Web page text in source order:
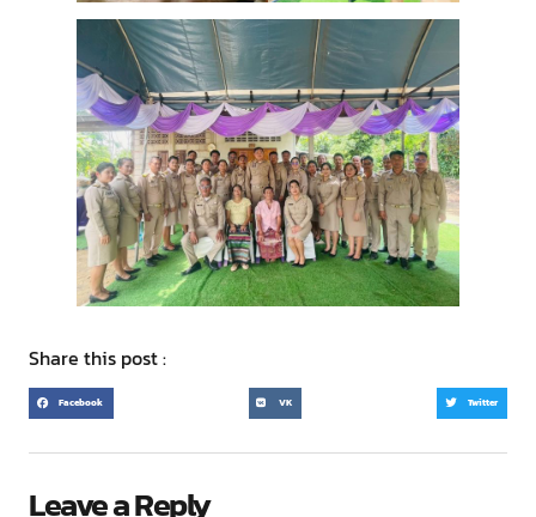
Share this post :
Facebook VK Twitter
Leave a Reply